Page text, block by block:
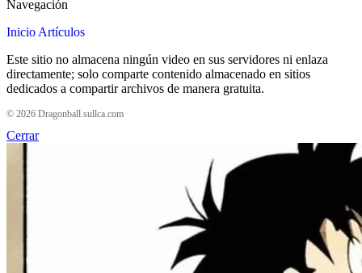
Navegación
InicioArtículos
Este sitio no almacena ningún video en sus servidores ni enlaza
directamente; solo comparte contenido almacenado en sitios
dedicados a compartir archivos de manera gratuita.
© 2026 Dragonball.sullca.com
Cerrar